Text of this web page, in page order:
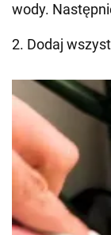
wody.
2. Dodaj